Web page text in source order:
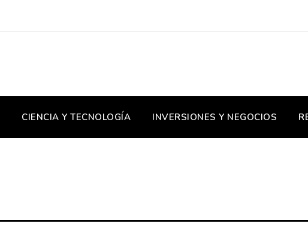
CIENCIA Y TECNOLOGÍA INVERSIONES Y NEGOCIOS